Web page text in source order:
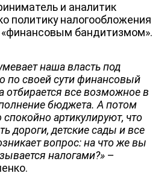
и аналитик
политику налогообложения
бандитизмом».
наша власть под
по своей сути финансовый
отбирается все возможное в
бюджета. А потом
артикулируют, что
дороги, детские сады и все
вопрос: на что же вы
налогами?»–